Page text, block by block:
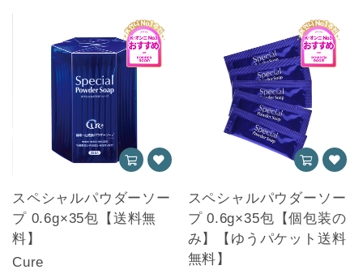
スペシャルパウダーソー
プ 0.6g×35包【送料無
料】
Cure
スペシャルパウダーソー
プ 0.6g×35包【個包装の
み】【ゆうパケット送料
無料】